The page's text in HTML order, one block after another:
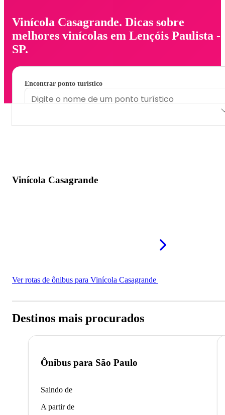
Vinícola Casagrande. Dicas sobre
melhores vinícolas em Lençóis Paulista -
SP.
Encontrar ponto turístico
Vinícola Casagrande
Ver rotas de ônibus para Vinícola Casagrande
Destinos mais procurados
Ônibus para São Paulo
Saindo de
A partir de